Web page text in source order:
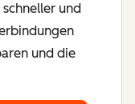
und
und die